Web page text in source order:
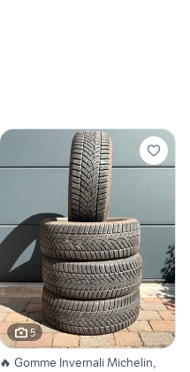
5
🔥 Gomme Invernali Michelin,